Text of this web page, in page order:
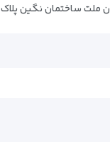
ساختمان نگین پلاک ۱۱۲ طبقه ۵